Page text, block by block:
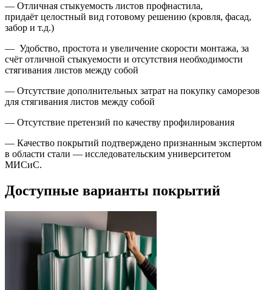
— Отличная стыкуемость листов профнастила,
придаёт целостный вид готовому решению (кровля, фасад,
забор и т.д.)
— Удобство, простота и увеличение скорости монтажа, за
счёт отличной стыкуемости и отсутствия необходимости
стягивания листов между собой
— Отсутствие дополнительных затрат на покупку саморезов
для стягивания листов между собой
— Отсутствие претензий по качеству профилирования
— Качество покрытий подтверждено признанным экспертом
в области стали — исследовательским университетом
МИСиС.
Доступные варианты покрытий